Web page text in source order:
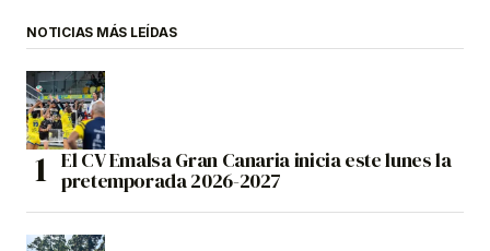
NOTICIAS MÁS LEÍDAS
El CV Emalsa Gran Canaria inicia este lunes la
pretemporada 2026-2027